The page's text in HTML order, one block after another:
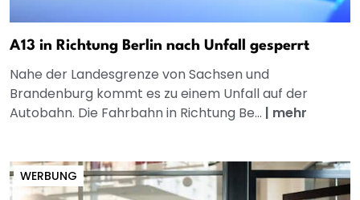
A13 in Richtung Berlin nach Unfall gesperrt
Nahe der Landesgrenze von Sachsen und
Brandenburg kommt es zu einem Unfall auf der
Autobahn. Die Fahrbahn in Richtung Be... | mehr
WERBUNG